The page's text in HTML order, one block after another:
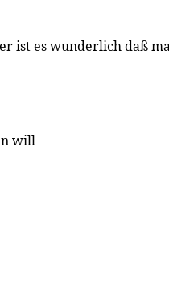
ist es wunderlich daß
will